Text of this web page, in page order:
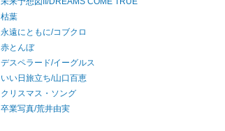
枯葉
永遠にともに/コブクロ
赤とんぼ
デスペラード/イーグルス
いい日旅立ち/山口百恵
クリスマス・ソング
卒業写真/荒井由実